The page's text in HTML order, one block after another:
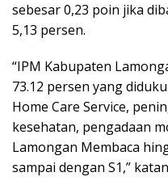
sebesar 0,23 poin jika
5,13 persen.
“IPM Kabupaten
73.12 persen yang
Home Care Service,
kesehatan, pengadaan
Lamongan Membaca
sampai dengan S1,”